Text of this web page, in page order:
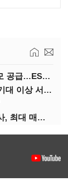
포스코퓨처엠, LFP 양극재 첫 대규모 공급…ESS 시장 공략
트리니티항공 출범…“합리적 가격·기대 이상 서비스로 승부”
고부가 타이어가 갈랐다…타이어 3사, 최대 매출에도 영업익 희비